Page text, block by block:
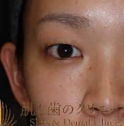
治療
まつ毛育毛剤
美容注射・美容点滴
美容注射・美容点滴
医療脱毛
女性の医療脱毛
男性の医療脱毛